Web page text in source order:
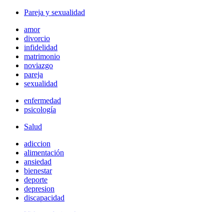
Pareja y sexualidad
amor
divorcio
infidelidad
matrimonio
noviazgo
pareja
sexualidad
enfermedad
psicología
Salud
adiccion
alimentación
ansiedad
bienestar
deporte
depresion
discapacidad